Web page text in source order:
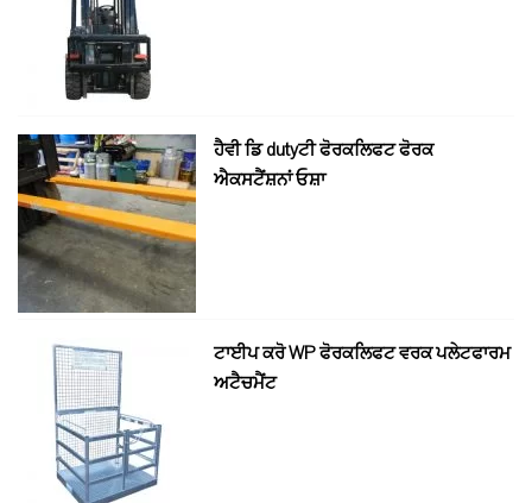
ਹੈਵੀ ਡਿ dutyਟੀ ਫੋਰਕਲਿਫਟ ਫੋਰਕ
ਐਕਸਟੈਂਸ਼ਨਾਂ ਓਸ਼ਾ
ਟਾਈਪ ਕਰੋ WP ਫੋਰਕਲਿਫਟ ਵਰਕ ਪਲੇਟਫਾਰਮ
ਅਟੈਚਮੈਂਟ